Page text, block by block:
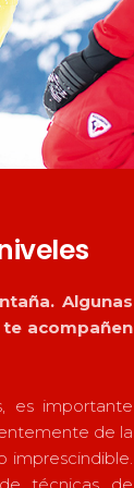
Stagiaires
épreuves
Algunas
acompañen
es importante
de la
imprescindible.